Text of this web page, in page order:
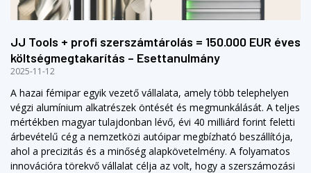
JJ Tools + profi szerszámtárolás = 150.000 EUR éves
költségmegtakarítás – Esettanulmány
2025-11-12
A hazai fémipar egyik vezető vállalata, amely több telephelyen
végzi alumínium alkatrészek öntését és megmunkálását. A teljes
mértékben magyar tulajdonban lévő, évi 40 milliárd forint feletti
árbevételű cég a nemzetközi autóipar megbízható beszállítója,
ahol a precizitás és a minőség alapkövetelmény. A folyamatos
innovációra törekvő vállalat célja az volt, hogy a szerszámozási